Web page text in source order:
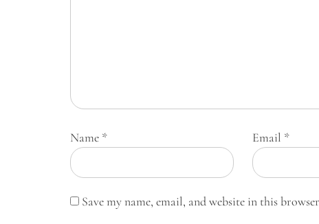
Name * Email *
Save my name, email, and website in this